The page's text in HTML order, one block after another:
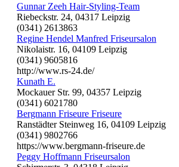
Gunnar Zeeh Hair-Styling-Team
Riebeckstr. 24, 04317 Leipzig
(0341) 2613863
Regine Hendel Manfred Friseursalon
Nikolaistr. 16, 04109 Leipzig
(0341) 9605816
http://www.rs-24.de/
Kunath E.
Mockauer Str. 99, 04357 Leipzig
(0341) 6021780
Bergmann Friseure Friseure
Ranstädter Steinweg 16, 04109 Leipzig
(0341) 9802766
https://www.bergmann-friseure.de
Peggy Hoffmann Friseursalon